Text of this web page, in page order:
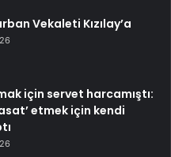
Vekaleti Kızılay’a
için servet harcamıştı:
etmek için kendi